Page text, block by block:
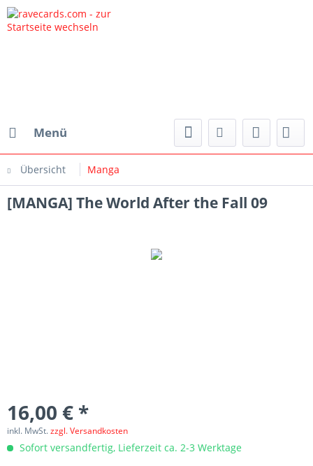
Menü
Übersicht Manga
[MANGA] The World After the Fall 09
16,00 € *
inkl. MwSt.zzgl. Versandkosten
Sofort versandfertig, Lieferzeit ca. 2-3 Werktage